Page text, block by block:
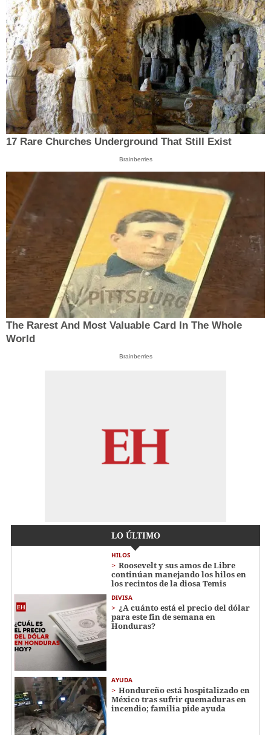
17 Rare Churches Underground That Still Exist
Brainberries
The Rarest And Most Valuable Card In The Whole
World
Brainberries
LO ÚLTIMO
HILOS
Roosevelt y sus amos de Libre
continúan manejando los hilos en
los recintos de la diosa Temis
DIVISA
¿A cuánto está el precio del dólar
para este fin de semana en
Honduras?
AYUDA
Hondureño está hospitalizado en
México tras sufrir quemaduras en
incendio; familia pide ayuda